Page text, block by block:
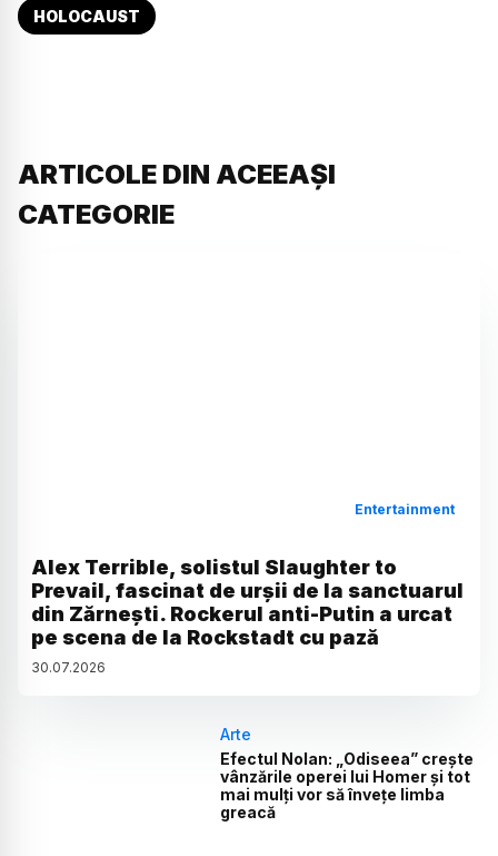
HOLOCAUST
ARTICOLE DIN ACEEAȘI
CATEGORIE
Entertainment
Alex Terrible, solistul Slaughter to
Prevail, fascinat de urșii de la sanctuarul
din Zărnești. Rockerul anti-Putin a urcat
pe scena de la Rockstadt cu pază
30.07.2026
Arte
Efectul Nolan: „Odiseea” crește
vânzările operei lui Homer și tot
mai mulți vor să învețe limba
greacă